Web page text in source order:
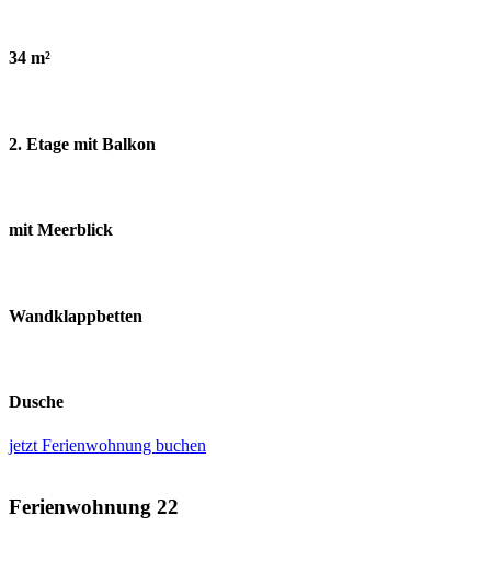
34 m²
2. Etage mit Balkon
mit Meerblick
Wandklappbetten
Dusche
jetzt Ferienwohnung buchen
Ferienwohnung 22